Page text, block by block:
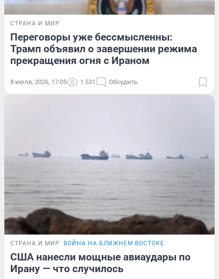
СТРАНА И МИР
Переговоры уже бессмысленны:
Трамп объявил о завершении режима
прекращения огня с Ираном
8 июля, 2026, 17:05 1 531 Обсудить
СТРАНА И МИР ВОЙНА НА БЛИЖНЕМ ВОСТОКЕ
США нанесли мощные авиаудары по
Ирану — что случилось